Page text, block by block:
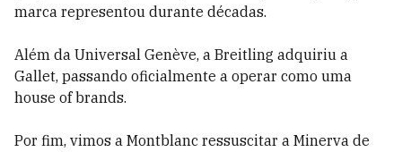
marca representou durante décadas.
Além da Universal Genève, a Breitling adquiriu a
Gallet, passando oficialmente a operar como uma
house of brands.
Por fim, vimos a Montblanc ressuscitar a Minerva de